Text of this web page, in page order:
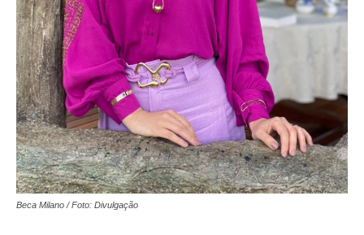
Beca Milano / Foto: Divulgação